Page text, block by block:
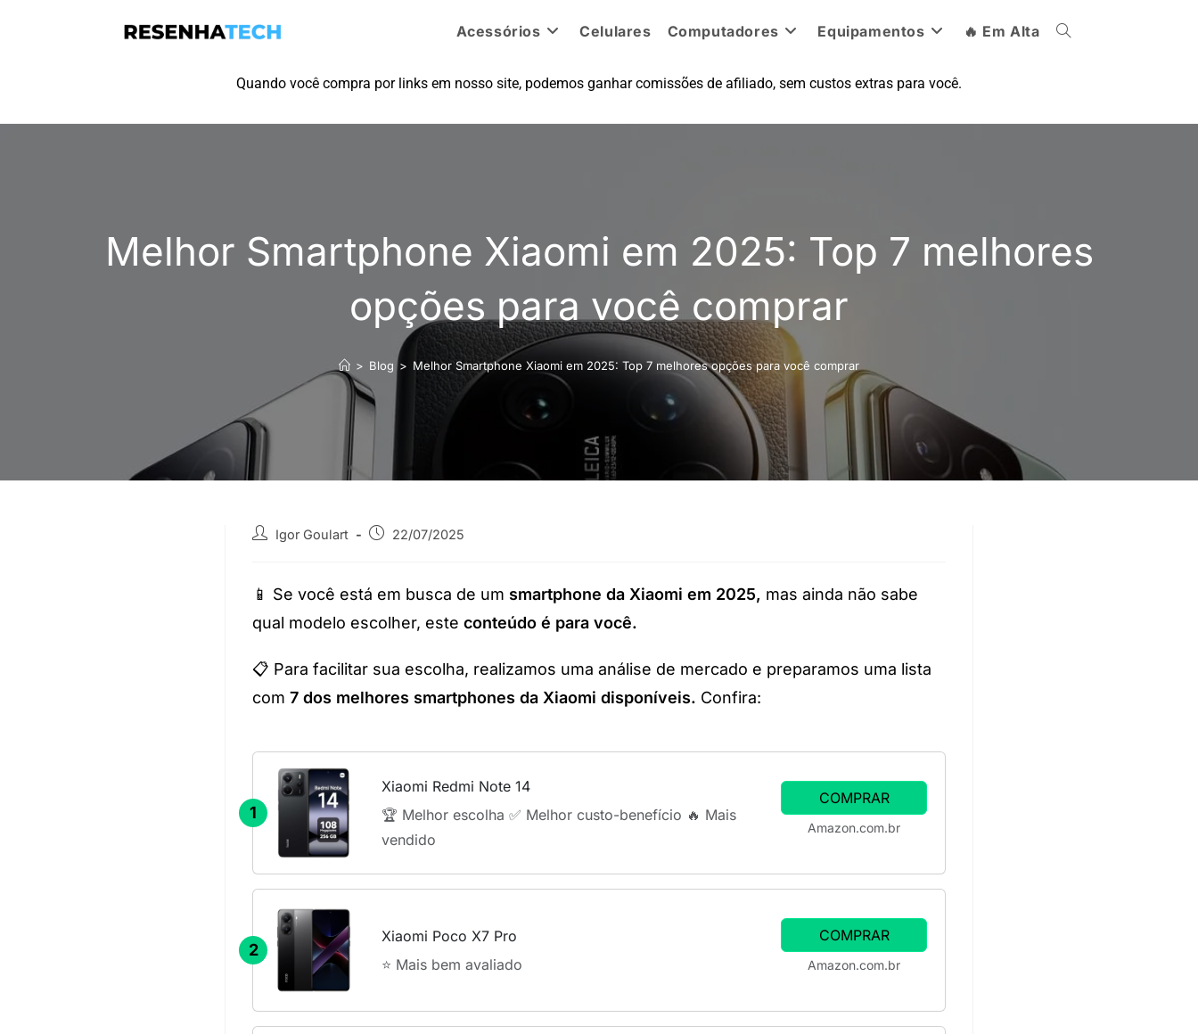
Acessórios Celulares Computadores Equipamentos 🔥 Em Alta
Quando você compra por links em nosso site, podemos ganhar comissões de afiliado, sem custos extras para você.
Melhor Smartphone Xiaomi em 2025: Top 7 melhores
opções para você comprar
> Blog > Melhor Smartphone Xiaomi em 2025: Top 7 melhores opções para você comprar
Igor Goulart 22/07/2025
📱 Se você está em busca de um smartphone da Xiaomi em 2025, mas ainda não sabe
qual modelo escolher, este conteúdo é para você.
📋 Para facilitar sua escolha, realizamos uma análise de mercado e preparamos uma lista
com 7 dos melhores smartphones da Xiaomi disponíveis. Confira:
1
Xiaomi Redmi Note 14
🏆 Melhor escolha ✅ Melhor custo-benefício 🔥 Mais
vendido
COMPRAR
Amazon.com.br
2
Xiaomi Poco X7 Pro
⭐ Mais bem avaliado
COMPRAR
Amazon.com.br